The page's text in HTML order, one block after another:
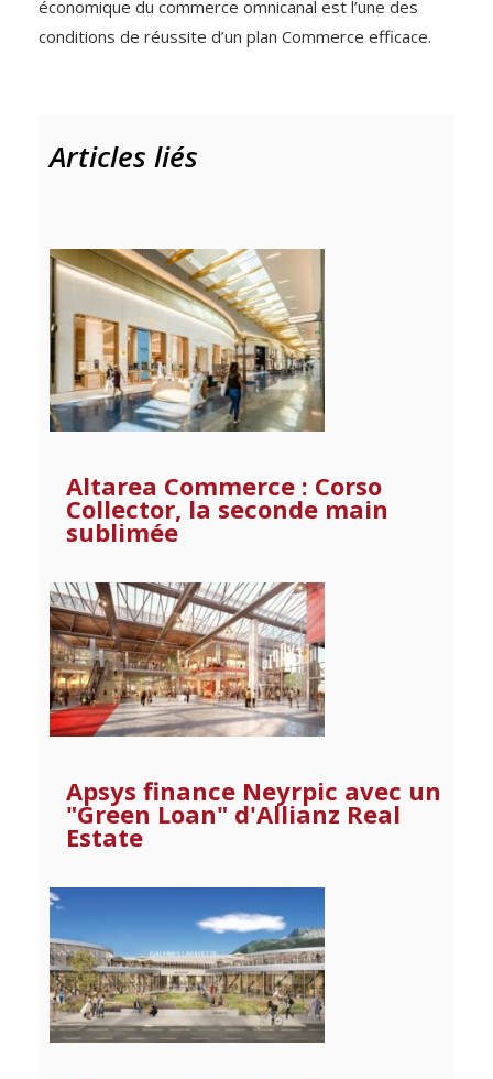
économique du commerce omnicanal est l’une des
conditions de réussite d’un plan Commerce efficace.
Articles liés
Altarea Commerce : Corso
Collector, la seconde main
sublimée
Apsys finance Neyrpic avec un
"Green Loan" d'Allianz Real
Estate